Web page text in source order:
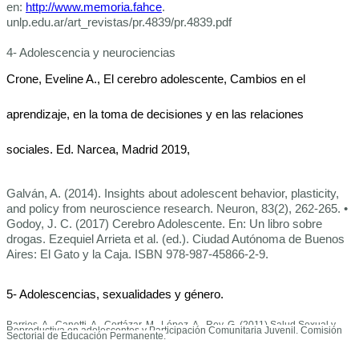
en: http://www.memoria.fahce.
unlp.edu.ar/art_revistas/pr.4839/pr.4839.pdf
4- Adolescencia y neurociencias
Crone, Eveline A., El cerebro adolescente, Cambios en el
aprendizaje, en la toma de decisiones y en las relaciones
sociales. Ed. Narcea, Madrid 2019,
Galván, A. (2014). Insights about adolescent behavior, plasticity,
and policy from neuroscience research. Neuron, 83(2), 262-265. •
Godoy, J. C. (2017) Cerebro Adolescente. En: Un libro sobre
drogas. Ezequiel Arrieta et al. (ed.). Ciudad Autónoma de Buenos
Aires: El Gato y la Caja. ISBN 978-987-45866-2-9.
5- Adolescencias, sexualidades y género.
Barrios, A., Canetti, A., Cortázar, M., López, A., Rey, G. (2011) Salud Sexual y
Reproductiva en adolescentes y Participación Comunitaria Juvenil. Comisión
Sectorial de Educación Permanente.